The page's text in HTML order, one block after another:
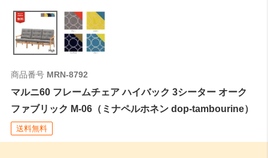
商品番号 MRN-8792
マルニ60 フレームチェア ハイバック 3シーター オーク
ファブリック M-06（ミナペルホネン dop-tambourine）
送料無料